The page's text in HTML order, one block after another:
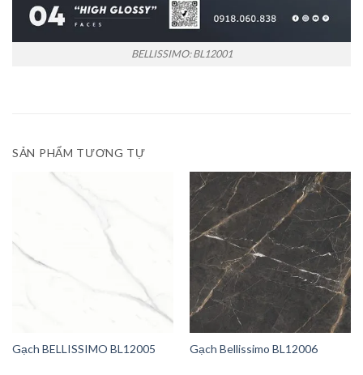
BELLISSIMO: BL12001
SẢN PHẨM TƯƠNG TỰ
Gạch BELLISSIMO BL12005 Gạch Bellissimo BL12006